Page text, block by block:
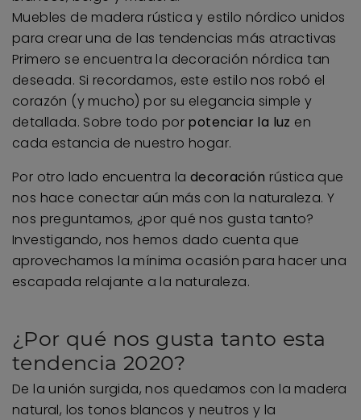
Muebles de madera rústica y estilo nórdico unidos
para crear una de las tendencias más atractivas
Primero se encuentra la decoración nórdica tan
deseada. Si recordamos, este estilo nos robó el
corazón (y mucho) por su elegancia simple y
detallada. Sobre todo por potenciar la luz en
cada estancia de nuestro hogar.
Por otro lado encuentra la decoración rústica que
nos hace conectar aún más con la naturaleza. Y
nos preguntamos, ¿por qué nos gusta tanto?
Investigando, nos hemos dado cuenta que
aprovechamos la mínima ocasión para hacer una
escapada relajante a la naturaleza.
¿Por qué nos gusta tanto esta
tendencia 2020?
De la unión surgida, nos quedamos con la madera
natural, los tonos blancos y neutros y la